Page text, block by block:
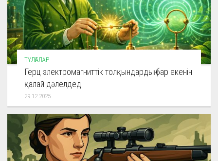
ТҰЛҒАЛАР
Герц электромагниттік толқындардың бар екенін
қалай дәлелдеді
29.12.2025